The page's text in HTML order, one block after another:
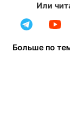
Или
Больше по